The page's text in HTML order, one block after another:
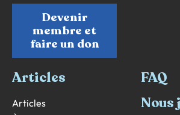
Devenir
membre et
faire un don
Articles
Articles
FAQ
Nous